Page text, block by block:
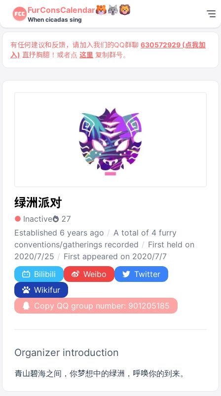
FurConsCalendar
When cicadas sing
有任何建议和反馈，请加入我们的QQ群聊 630572929 (点我加
入) 直抒胸臆！或者点 这里 复制群号。
绿洲派对
Inactive
27
Established 6 years ago
A total of 4 furry
conventions/gatherings recorded
First held on
2020/7/25
First appeared on 2020/7/7
Bilibili
Weibo
Twitter
Wikifur
Copy QQ group number: 901205185
Organizer introduction
青山碧海之间，你梦想中的绿洲，呼唤你的到来。